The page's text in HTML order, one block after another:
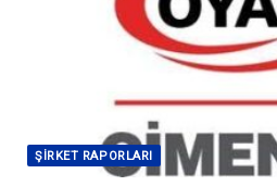
ŞIRKET RAPORLARI